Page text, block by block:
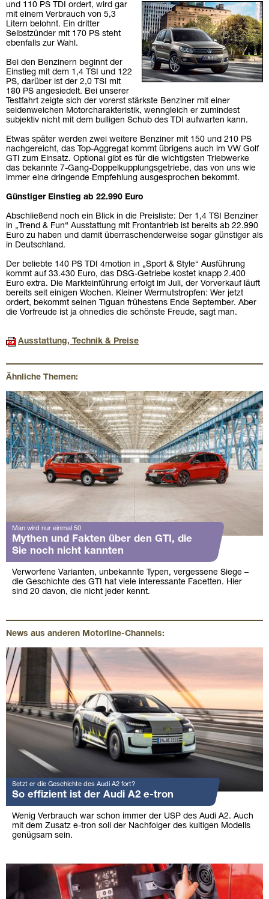
und 110 PS TDI ordert, wird gar
mit einem Verbrauch von 5,3
Litern belohnt. Ein dritter
Selbstzünder mit 170 PS steht
ebenfalls zur Wahl.
Bei den Benzinern beginnt der
Einstieg mit dem 1,4 TSI und 122
PS, darüber ist der 2,0 TSI mit
180 PS angesiedelt. Bei unserer
Testfahrt zeigte sich der vorerst stärkste Benziner mit einer
seidenweichen Motorcharakteristik, wenngleich er zumindest
subjektiv nicht mit dem bulligen Schub des TDI aufwarten kann.
Etwas später werden zwei weitere Benziner mit 150 und 210 PS
nachgereicht, das Top-Aggregat kommt übrigens auch im VW Golf
GTI zum Einsatz. Optional gibt es für die wichtigsten Triebwerke
das bekannte 7-Gang-Doppelkupplungsgetriebe, das von uns wie
immer eine dringende Empfehlung ausgesprochen bekommt.
Günstiger Einstieg ab 22.990 Euro
Abschließend noch ein Blick in die Preisliste: Der 1,4 TSI Benziner
in „Trend & Fun“ Ausstattung mit Frontantrieb ist bereits ab 22.990
Euro zu haben und damit überraschenderweise sogar günstiger als
in Deutschland.
Der beliebte 140 PS TDI 4motion in „Sport & Style“ Ausführung
kommt auf 33.430 Euro, das DSG-Getriebe kostet knapp 2.400
Euro extra. Die Markteinführung erfolgt im Juli, der Vorverkauf läuft
bereits seit einigen Wochen. Kleiner Wermutstropfen: Wer jetzt
ordert, bekommt seinen Tiguan frühestens Ende September. Aber
die Vorfreude ist ja ohnedies die schönste Freude, sagt man.
Ausstattung, Technik & Preise
Ähnliche Themen:
Man wird nur einmal 50
Mythen und Fakten über den GTI, die
Sie noch nicht kannten
Verworfene Varianten, unbekannte Typen, vergessene Siege –
die Geschichte des GTI hat viele interessante Facetten. Hier
sind 20 davon, die nicht jeder kennt.
News aus anderen Motorline-Channels:
Setzt er die Geschichte des Audi A2 fort?
So effizient ist der Audi A2 e-tron
Wenig Verbrauch war schon immer der USP des Audi A2. Auch
mit dem Zusatz e-tron soll der Nachfolger des kultigen Modells
genügsam sein.